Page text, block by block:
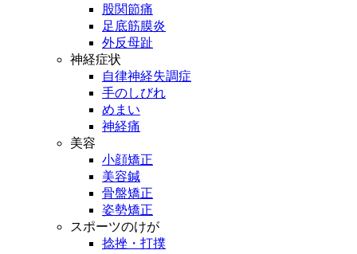
股関節痛
足底筋膜炎
外反母趾
神経症状
自律神経失調症
手のしびれ
めまい
神経痛
美容
小顔矯正
美容鍼
骨盤矯正
姿勢矯正
スポーツのけが
捻挫・打撲